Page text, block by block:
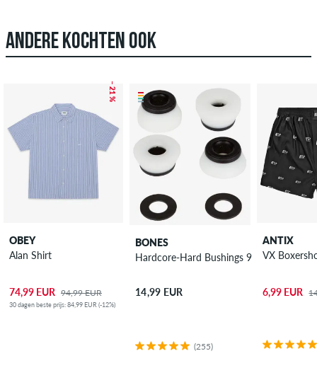
ANDERE KOCHTEN OOK
– 21 %
OBEY
Alan Shirt
74,99 EUR 94,99 EUR
30 dagen beste prijs: 84,99 EUR (-12%)
BONES
Hardcore-Hard Bushings 96A
14,99 EUR
(255)
ANTIX
VX
6,99 EUR